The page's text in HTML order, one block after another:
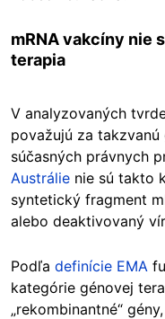
mRNA vakcíny nie
terapia
V analyzovaných
považujú za
súčasných právnych
Austrálie nie sú takto
syntetický fragment
alebo deaktivovaný
Podľa definície EMA
kategórie génovej
„rekombinantné“